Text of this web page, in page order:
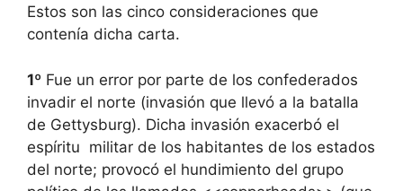
Estos son las cinco consideraciones que
contenía dicha carta.
1º Fue un error por parte de los confederados
invadir el norte (invasión que llevó a la batalla
de Gettysburg). Dicha invasión exacerbó el
espíritu militar de los habitantes de los estados
del norte; provocó el hundimiento del grupo